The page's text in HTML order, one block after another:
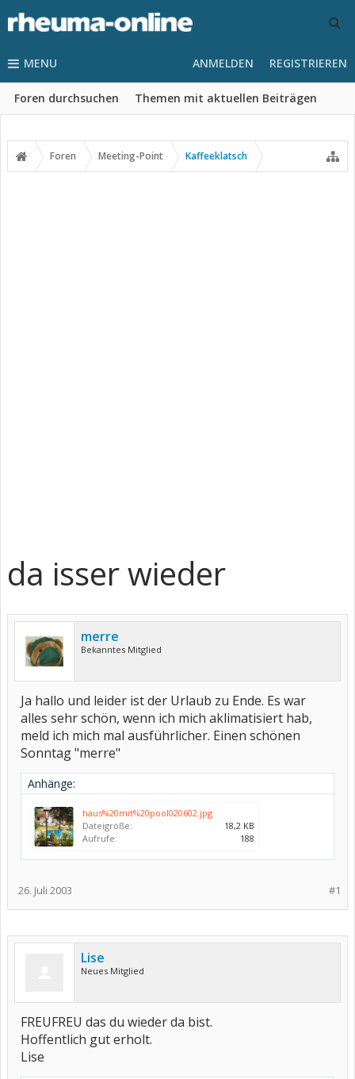
MENU
Foren durchsuchen Themen mit aktuellen Beiträgen
ANMELDEN REGISTRIEREN
Foren Meeting-Point Kaffeeklatsch
da isser wieder
merre
Bekanntes Mitglied
Ja hallo und leider ist der Urlaub zu Ende. Es war
alles sehr schön, wenn ich mich aklimatisiert hab,
meld ich mich mal ausführlicher. Einen schönen
Sonntag "merre"
Anhänge:
haus%20mit%20pool020602.jpg
Dateigröße:
18,2 KB
Aufrufe:
188
#1
26. Juli 2003
Lise
Neues Mitglied
FREUFREU das du wieder da bist.
Hoffentlich gut erholt.
Lise